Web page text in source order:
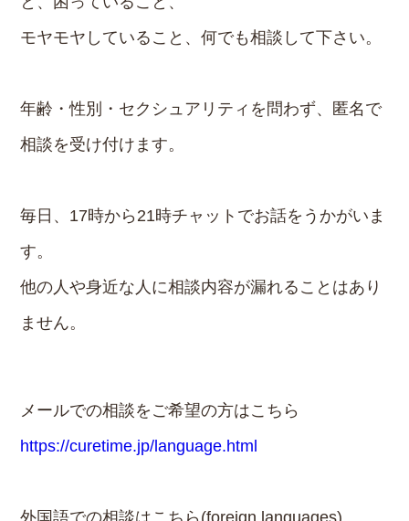
モヤモヤしていること、何でも相談して下さい。
年齢・性別・セクシュアリティを問わず、匿名で
相談を受け付けます。
毎日、17時から21時チャットでお話をうかがいま
す。
他の人や身近な人に相談内容が漏れることはあり
ません。
メールでの相談をご希望の方はこちら
https://curetime.jp/language.html
外国語での相談はこちら(foreign languages)